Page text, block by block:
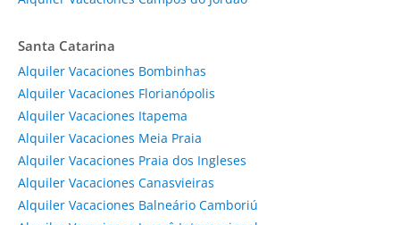
Santa Catarina
Alquiler Vacaciones Bombinhas
Alquiler Vacaciones Florianópolis
Alquiler Vacaciones Itapema
Alquiler Vacaciones Meia Praia
Alquiler Vacaciones Praia dos Ingleses
Alquiler Vacaciones Canasvieiras
Alquiler Vacaciones Balneário Camboriú